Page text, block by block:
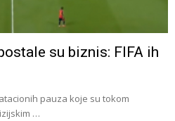
su biznis: FIFA ih
pauza koje su tokom
…